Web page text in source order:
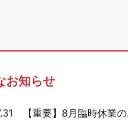
お知らせ
【重要】8月臨時休業